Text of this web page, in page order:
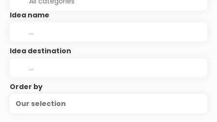
Idea name
Idea destination
Order by
Our selection